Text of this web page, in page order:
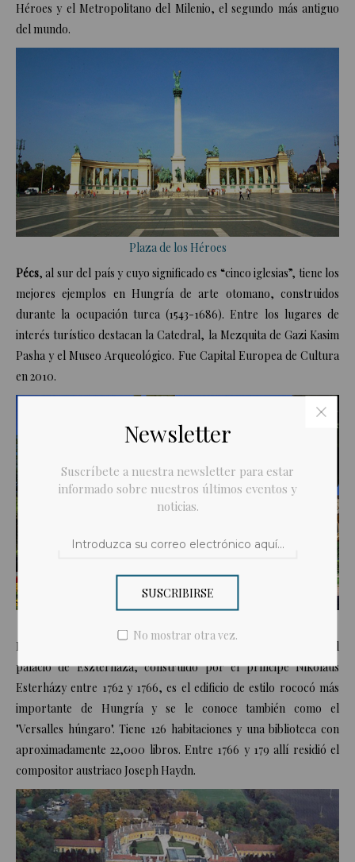
Héroes y el Metropolitano del Milenio, el segundo más antiguo
del mundo.
Plaza de los Héroes
Pécs, al sur del país y cuyo significado es “cinco iglesias”, tiene los
mejores ejemplos en Hungría de arte otomano, construidos
durante la ocupación turca (1543-1686). Entre los lugares de
interés turístico destacan la Catedral, la Mezquita de Gazi Kasim
Pasha y el Museo Arqueológico. Fue Capital Europea de Cultura
en 2010.
En
, cerca de la frontera con Austria, se encuentra el
palacio de Eszterháza, construido por el príncipe Nikolaus
Esterházy entre 1762 y 1766, es el edificio de estilo rococó más
importante de Hungría y se le conoce también como el
"Versalles húngaro". Tiene 126 habitaciones y una biblioteca con
aproximadamente 22,000 libros. Entre 1766 y 179 allí residió el
compositor austriaco Joseph Haydn.
Newsletter
Suscríbete a nuestra newsletter para estar
informado sobre nuestros últimos eventos y
noticias.
SUSCRIBIRSE
No mostrar otra vez.